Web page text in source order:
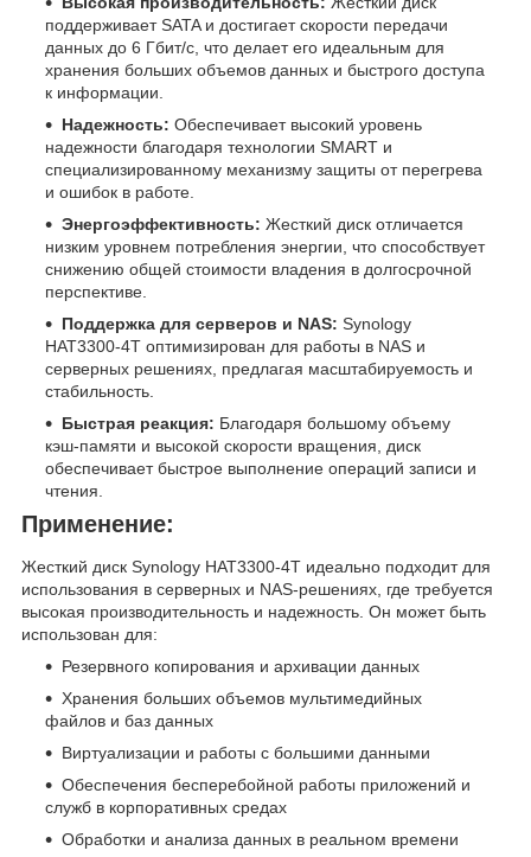
поддерживает SATA и достигает скорости передачи
данных до 6 Гбит/с, что делает его идеальным для
хранения больших объемов данных и быстрого доступа
к информации.
Надежность: Обеспечивает высокий уровень
надежности благодаря технологии SMART и
специализированному механизму защиты от перегрева
и ошибок в работе.
Энергоэффективность: Жесткий диск отличается
низким уровнем потребления энергии, что способствует
снижению общей стоимости владения в долгосрочной
перспективе.
Поддержка для серверов и NAS: Synology
HAT3300-4T оптимизирован для работы в NAS и
серверных решениях, предлагая масштабируемость и
стабильность.
Быстрая реакция: Благодаря большому объему
кэш-памяти и высокой скорости вращения, диск
обеспечивает быстрое выполнение операций записи и
чтения.
Применение:
Жесткий диск Synology HAT3300-4T идеально подходит для
использования в серверных и NAS-решениях, где требуется
высокая производительность и надежность. Он может быть
использован для:
Резервного копирования и архивации данных
Хранения больших объемов мультимедийных
файлов и баз данных
Виртуализации и работы с большими данными
Обеспечения бесперебойной работы приложений и
служб в корпоративных средах
Обработки и анализа данных в реальном времени